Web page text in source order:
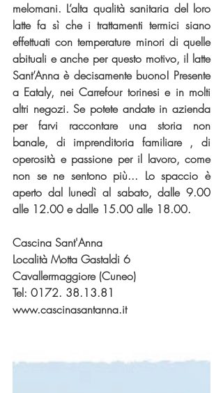
melomani. L’alta qualità sanitaria del loro
latte fa sì che i trattamenti termici siano
effettuati con temperature minori di quelle
abituali e anche per questo motivo, il latte
Sant’Anna è decisamente buono! Presente
a Eataly, nei Carrefour torinesi e in molti
altri negozi. Se potete andate in azienda
per farvi raccontare una storia non
banale, di imprenditoria familiare , di
operosità e passione per il lavoro, come
non se ne sentono più... Lo spaccio è
aperto dal lunedì al sabato, dalle 9.00
alle 12.00 e dalle 15.00 alle 18.00.
Cascina Sant'Anna
Località Motta Gastaldi 6
Cavallermaggiore (Cuneo)
Tel: 0172. 38.13.81
www.cascinasantanna.it